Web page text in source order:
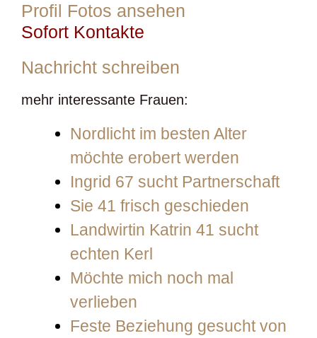
Profil Fotos ansehen
Sofort Kontakte
Nachricht schreiben
mehr interessante Frauen:
Nordlicht im besten Alter
möchte erobert werden
Ingrid 67 sucht Partnerschaft
Sie 41 frisch geschieden
Landwirtin Katrin 41 sucht
echten Kerl
Möchte mich noch mal
verlieben
Feste Beziehung gesucht von